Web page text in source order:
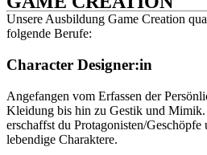
Unsere Ausbildung Game Creation
folgende Berufe:
Character Designer:in
Angefangen vom Erfassen der
Kleidung bis hin zu Gestik und
erschaffst du Protagonisten/Geschöpfe
lebendige Charaktere.